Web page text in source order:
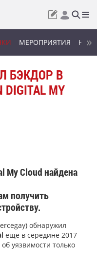
МЕРОПРИЯТИЯ
БЭКДОР В
MY
My Cloud найдена
получить
обнаружил
еще в середине 2017
уязвимости только